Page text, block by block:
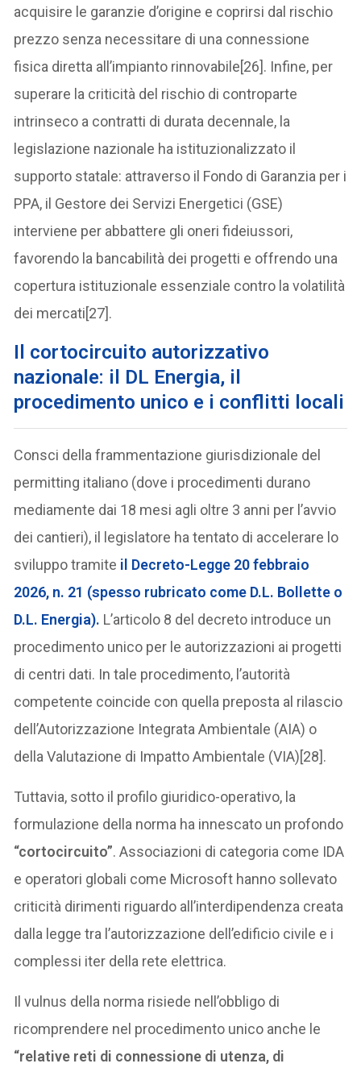
acquisire le garanzie d’origine e coprirsi dal rischio
prezzo senza necessitare di una connessione
fisica diretta all’impianto rinnovabile[26]. Infine, per
superare la criticità del rischio di controparte
intrinseco a contratti di durata decennale, la
legislazione nazionale ha istituzionalizzato il
supporto statale: attraverso il Fondo di Garanzia per i
PPA, il Gestore dei Servizi Energetici (GSE)
interviene per abbattere gli oneri fideiussori,
favorendo la bancabilità dei progetti e offrendo una
copertura istituzionale essenziale contro la volatilità
dei mercati[27].
Il cortocircuito autorizzativo
nazionale: il DL Energia, il
procedimento unico e i conflitti locali
Consci della frammentazione giurisdizionale del
permitting italiano (dove i procedimenti durano
mediamente dai 18 mesi agli oltre 3 anni per l’avvio
dei cantieri), il legislatore ha tentato di accelerare lo
sviluppo tramite il Decreto-Legge 20 febbraio
2026, n. 21 (spesso rubricato come D.L. Bollette o
D.L. Energia). L’articolo 8 del decreto introduce un
procedimento unico per le autorizzazioni ai progetti
di centri dati. In tale procedimento, l’autorità
competente coincide con quella preposta al rilascio
dell’Autorizzazione Integrata Ambientale (AIA) o
della Valutazione di Impatto Ambientale (VIA)[28].
Tuttavia, sotto il profilo giuridico-operativo, la
formulazione della norma ha innescato un profondo
“cortocircuito”. Associazioni di categoria come IDA
e operatori globali come Microsoft hanno sollevato
criticità dirimenti riguardo all’interdipendenza creata
dalla legge tra l’autorizzazione dell’edificio civile e i
complessi iter della rete elettrica.
Il vulnus della norma risiede nell’obbligo di
ricomprendere nel procedimento unico anche le
“relative reti di connessione di utenza, di